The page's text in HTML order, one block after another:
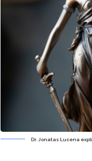
Dr. Jonatas Lucena